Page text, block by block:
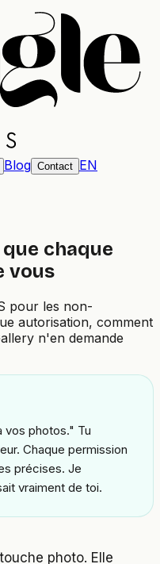
Blog Contact EN
que chaque
vous
pour les non-
autorisation, comment
n'en demande
vos photos." Tu
Chaque permission
précises. Je
vraiment de toi.
photo. Elle